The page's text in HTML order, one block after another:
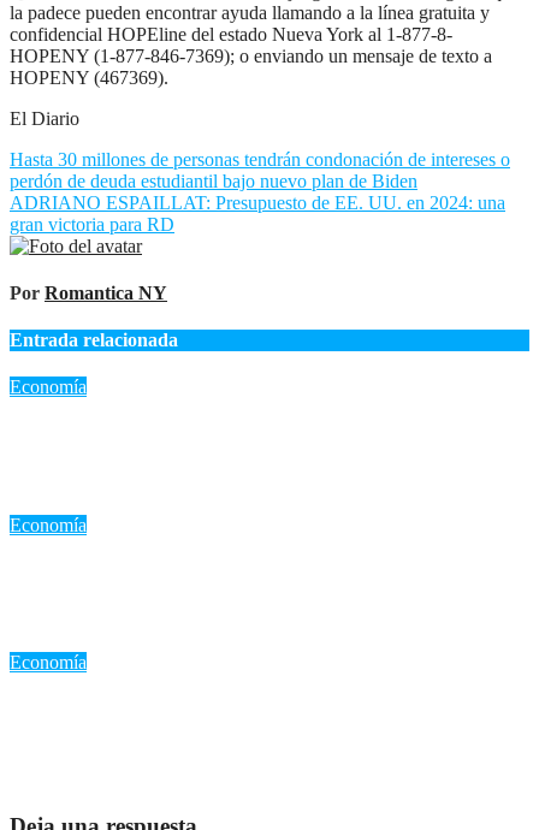
la padece pueden encontrar ayuda llamando a la línea gratuita y
confidencial HOPEline del estado Nueva York al 1-877-8-
HOPENY (1-877-846-7369); o enviando un mensaje de texto a
HOPENY (467369).
El Diario
Navegación
de
entradas
Hasta 30 millones de personas tendrán condonación de intereses o
perdón de deuda estudiantil bajo nuevo plan de Biden
ADRIANO ESPAILLAT: Presupuesto de EE. UU. en 2024: una
gran victoria para RD
Por Romantica NY
Entrada relacionada
Economía
Economía
Economía